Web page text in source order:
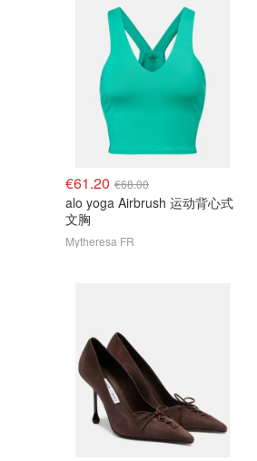
€61.20 €68.00
alo yoga Airbrush 运动背心式
文胸
Mytheresa FR